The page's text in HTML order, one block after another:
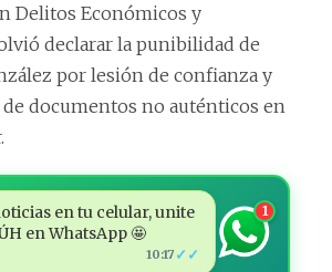
Delitos Económicos y
declarar la punibilidad de
por lesión de confianza y
documentos no auténticos en
en tu celular, unite
en WhatsApp 🤩
10:17 ✓✓
1